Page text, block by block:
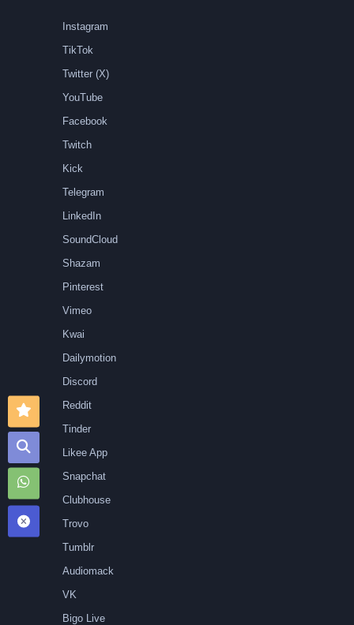
Instagram
TikTok
Twitter (X)
YouTube
Facebook
Twitch
Kick
Telegram
LinkedIn
SoundCloud
Shazam
Pinterest
Vimeo
Kwai
Dailymotion
Discord
Reddit
Tinder
Likee App
Snapchat
Clubhouse
Trovo
Tumblr
Audiomack
VK
Bigo Live